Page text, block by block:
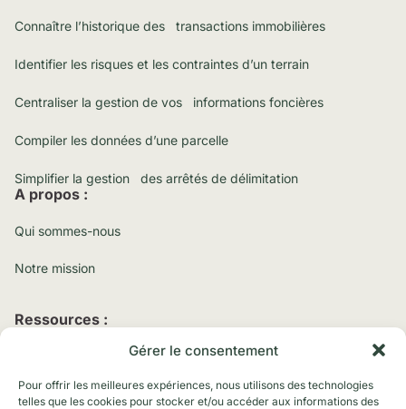
Gérer le consentement
Pour offrir les meilleures expériences, nous utilisons des technologies
telles que les cookies pour stocker et/ou accéder aux informations des
Connaître l’historique des transactions immobilières
Identifier les risques et les contraintes d’un terrain
Centraliser la gestion de vos informations foncières
Compiler les données d’une parcelle
Simplifier la gestion des arrêtés de délimitation
A propos :
Qui sommes-nous
Notre mission
Ressources :
Conseils